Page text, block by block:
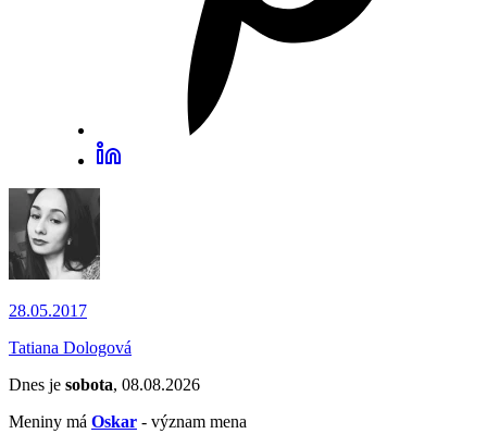
28.05.2017
Tatiana Dologová
Dnes je sobota, 08.08.2026
Meniny má Oskar - význam mena